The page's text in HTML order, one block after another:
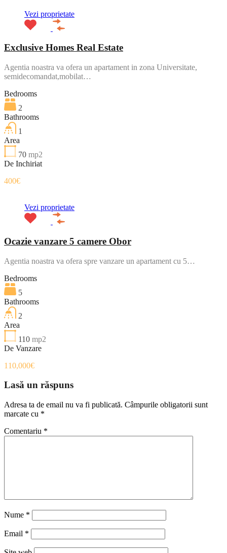
Vezi proprietate
Exclusive Homes Real Estate
Agentia noastra va ofera un apartament in zona Universitate,
semidecomandat,mobilat…
Bedrooms
2
Bathrooms
1
Area
70 mp2
De Inchiriat
400€
Vezi proprietate
Ocazie vanzare 5 camere Obor
Agentia noastra va ofera spre vanzare un apartament cu 5…
Bedrooms
5
Bathrooms
2
Area
110 mp2
De Vanzare
110,000€
Lasă un răspuns
Adresa ta de email nu va fi publicată. Câmpurile obligatorii sunt
marcate cu *
Comentariu *
Nume *
Email *